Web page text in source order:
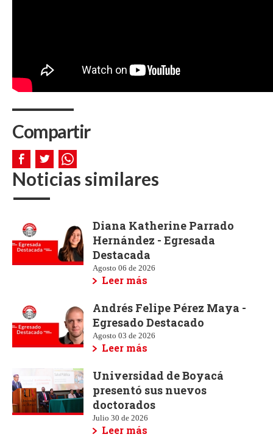
Compartir
Noticias similares
Diana Katherine Parrado
Hernández - Egresada
Destacada
Agosto 06 de 2026
Leer más
Andrés Felipe Pérez Maya -
Egresado Destacado
Agosto 03 de 2026
Leer más
Universidad de Boyacá
presentó sus nuevos
doctorados
Julio 30 de 2026
Leer más